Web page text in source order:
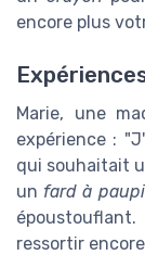
encore plus
Marie, une
expérience :
qui souhaitait
un fard à
ressortir